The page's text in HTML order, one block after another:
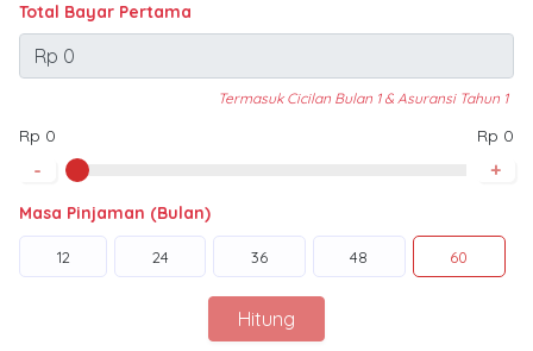
Total Bayar Pertama
Termasuk Cicilan Bulan 1 & Asuransi Tahun 1
Rp 0 Rp 0
- +
Masa Pinjaman (Bulan)
12 24 36 48 60
Hitung